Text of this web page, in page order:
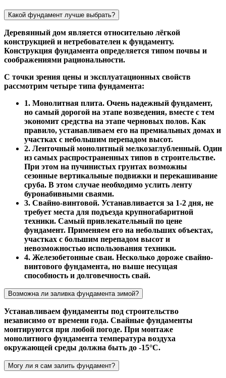
Какой фундамент лучше выбрать?
Деревянный дом является относительно лёгкой
конструкцией и нетребователен к фундаменту.
Конструкция фундамента определяется типом почвы и
соображениями рациональности.
С точки зрения цены и эксплуатационных свойств
рассмотрим четыре типа фундамента:
1. Монолитная плита. Очень надежный фундамент,
но самый дорогой на этапе возведения, вместе с тем
экономит средства на этапе черновых полов. Как
правило, устанавливаем его на премиальных домах и
участках с небольшим перепадом высот.
2. Ленточный монолитный мелкозаглубленный. Один
из самых распространенных типов в строительстве.
При этом на пучинистых грунтах возможны
сезонные вертикальные подвижки и перекашивание
сруба. В этом случае необходимо услить ленту
буронабивными сваями.
3. Свайно-винтовой. Устанавливается за 1-2 дня, не
требует места для подъезда крупногабаритной
техники. Самый привлекательный по цене
фундамент. Применяем его на небольших объектах,
участках с большим перепадом высот и
невозможностью использования техники.
4. Железобетонные сваи. Несколько дороже свайно-
винтового фундамента, но выше несущая
способность и долговечность свай.
Возможна ли заливка фундамента зимой?
Устанавливаем фундаменты под строительство
независимо от времени года. Свайные фундаменты
монтируются при любой погоде. При монтаже
монолитного фундамента температура воздуха
окружающей среды должна быть до -15°С.
Могу ли я сам залить фундамент?